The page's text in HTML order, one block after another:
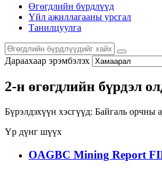
Өгөгдлийн бүрдлүүд
Үйл ажиллагааны урсгал
Танилцуулга
Дараахаар эрэмбэлэх
2-н өгөгдлийн бүрдэл
Бүрэлдэхүүн хэсгүүд: Байгаль орчны
Үр дүнг шүүх
OAGBC Mining Report